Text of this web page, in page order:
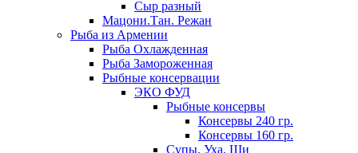
Сыр разный
Мацони.Тан. Режан
Рыба из Армении
Рыба Охлажденная
Рыба Замороженная
Рыбные консервации
ЭКО ФУД
Рыбные консервы
Консервы 240 гр.
Консервы 160 гр.
Супы. Уха. Щи